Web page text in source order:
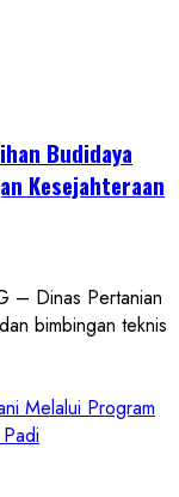
Budidaya
Kesejahteraan
– Dinas Pertanian
bimbingan teknis
Melalui Program